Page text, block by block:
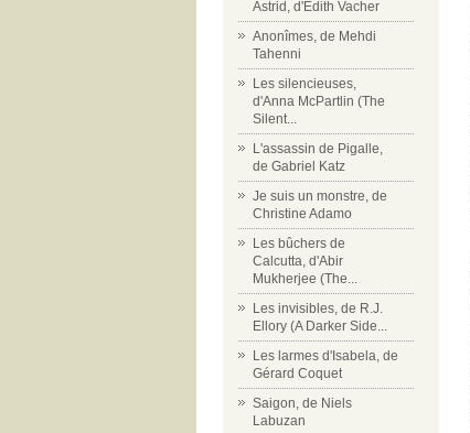
Astrid, d'Edith Vacher
Anonîmes, de Mehdi
Tahenni
Les silencieuses,
d'Anna McPartlin (The
Silent...
L'assassin de Pigalle,
de Gabriel Katz
Je suis un monstre, de
Christine Adamo
Les bûchers de
Calcutta, d'Abir
Mukherjee (The...
Les invisibles, de R.J.
Ellory (A Darker Side...
Les larmes d'Isabela, de
Gérard Coquet
Saigon, de Niels
Labuzan